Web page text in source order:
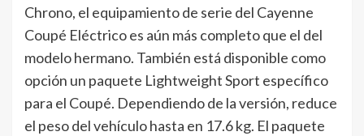
Chrono, el equipamiento de serie del Cayenne
Coupé Eléctrico es aún más completo que el del
modelo hermano. También está disponible como
opción un paquete Lightweight Sport específico
para el Coupé. Dependiendo de la versión, reduce
el peso del vehículo hasta en 17.6 kg. El paquete